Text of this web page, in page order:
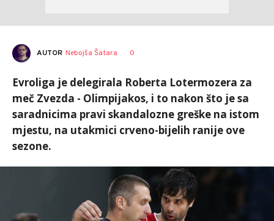
AUTOR Nebojša Šatara 0
Evroliga je delegirala Roberta Lotermozera za
meč Zvezda - Olimpijakos, i to nakon što je sa
saradnicima pravi skandalozne greške na istom
mjestu, na utakmici crveno-bijelih ranije ove
sezone.